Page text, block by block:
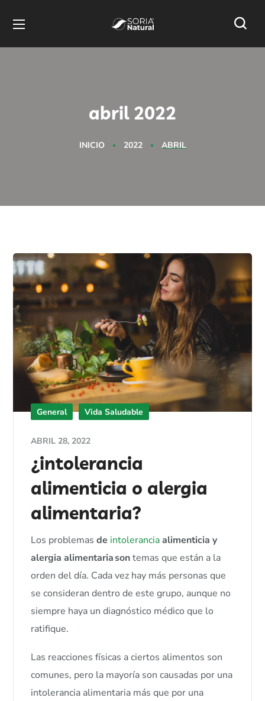
abril 2022
INICIO 2022 ABRIL
General Vida Saludable
ABRIL 28, 2022
¿intolerancia
alimenticia o alergia
alimentaria?
Los problemas de intoleranciaalimenticia y
alergia alimentaria sontemas que están a la
orden del día. Cada vez hay más personas que
se consideran dentro de este grupo, aunque no
siempre haya un diagnóstico médico que lo
ratifique.
Las reacciones físicas a ciertos alimentos son
comunes, pero la mayoría son causadas por una
intolerancia alimentaria más que por una